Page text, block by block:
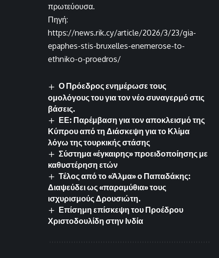
πρωτεύουσα.
Πηγή:
https://news.rik.cy/article/2026/3/23/gia-
epaphes-stis-bruxelles-enemerose-to-
ethniko-o-proedros/
Ο Πρόεδρος ενημέρωσε τους
ομολόγους του για τον νέο συναγερμό στις
βάσεις.
ΕΕ: Παρέμβαση για τον αποκλεισμό της
Κύπρου από τη Διάσκεψη για το Κλίμα
λόγω της τουρκικής στάσης
Σύστημα «έγκαιρης» προειδοποίησης με
καθυστέρηση ετών
Τέλος από το «Άλμα» ο Παπαδάκης:
Διαψεύδει ως «παραμύθια» τους
ισχυρισμούς Δρουσιώτη.
Επίσημη επίσκεψη του Προέδρου
Χριστοδουλίδη στην Ινδία